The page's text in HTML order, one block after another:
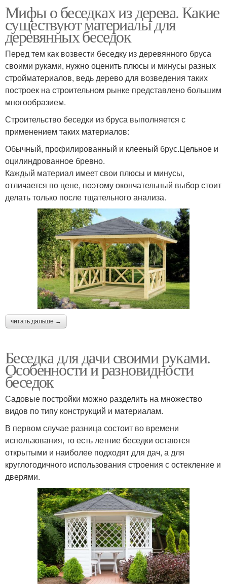
Мифы о беседках из дерева. Какие
существуют материалы для
деревянных беседок
Перед тем как возвести беседку из деревянного бруса
своими руками, нужно оценить плюсы и минусы разных
стройматериалов, ведь дерево для возведения таких
построек на строительном рынке представлено большим
многообразием.
Строительство беседки из бруса выполняется с
применением таких материалов:
Обычный, профилированный и клееный брус.Цельное и
оцилиндрованное бревно.
Каждый материал имеет свои плюсы и минусы,
отличается по цене, поэтому окончательный выбор стоит
делать только после тщательного анализа.
читать дальше →
Беседка для дачи своими руками.
Особенности и разновидности
беседок
Садовые постройки можно разделить на множество
видов по типу конструкций и материалам.
В первом случае разница состоит во времени
использования, то есть летние беседки остаются
открытыми и наиболее подходят для дач, а для
круглогодичного использования строения с остекление и
дверями.